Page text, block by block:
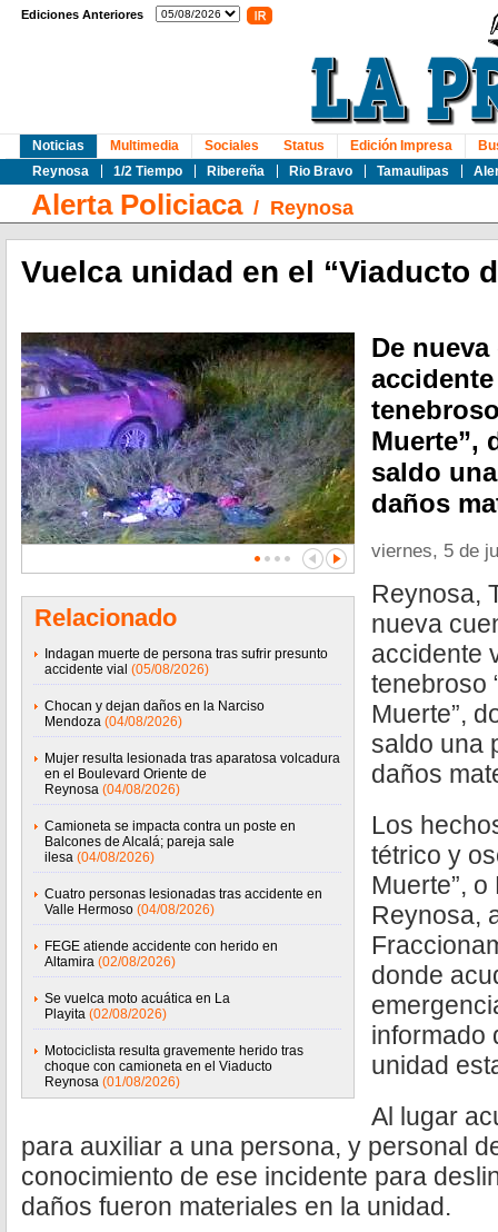
Ediciones Anteriores
Noticias
Reynosa
1/2 Tiempo Ribereña Rio Bravo Tamaulipas
Multimedia Sociales Status Edición Impresa
Alerta Policiaca/ Reynosa
Vuelca unidad en el “Viaducto
Relacionado
Indagan muerte de persona tras sufrir presunto
accidente vial (05/08/2026)
Chocan y dejan daños en la Narciso
Mendoza (04/08/2026)
Mujer resulta lesionada tras aparatosa volcadura
en el Boulevard Oriente de
Reynosa (04/08/2026)
Camioneta se impacta contra un poste en
Balcones de Alcalá; pareja sale
ilesa (04/08/2026)
Cuatro personas lesionadas tras accidente en
Valle Hermoso (04/08/2026)
FEGE atiende accidente con herido en
Altamira (02/08/2026)
Se vuelca moto acuática en La
Playita (02/08/2026)
Motociclista resulta gravemente herido tras
choque con camioneta en el Viaducto
Reynosa (01/08/2026)
De
Muerte”,
saldo
daños
viernes, 5 de
Reynosa,
nueva
accidente
tenebroso
Muerte”,
saldo una
daños
Los
tétrico y
Muerte”,
Reynosa,
donde
informado
unidad
Al lugar
para auxiliar a una persona, y personal
conocimiento de ese incidente para
daños fueron materiales en la unidad.